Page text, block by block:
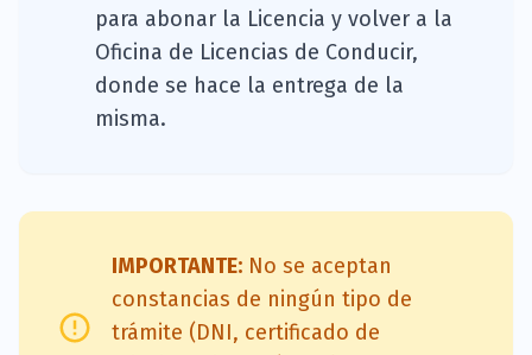
para abonar la Licencia y volver a la
Oficina de Licencias de Conducir,
donde se hace la entrega de la
misma.
IMPORTANTE: No se aceptan
constancias de ningún tipo de
trámite (DNI, certificado de